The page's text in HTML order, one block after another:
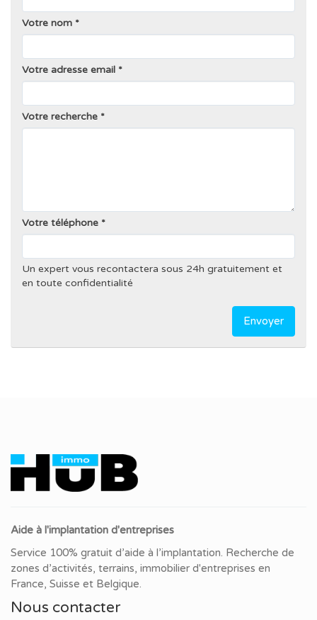
Votre nom
Votre adresse email
Votre recherche
Votre téléphone
Un expert vous recontactera sous 24h gratuitement et
en toute confidentialité
Envoyer
Aide à l'implantation d'entreprises
Service 100% gratuit d’aide à l’implantation. Recherche de
zones d’activités, terrains, immobilier d'entreprises en
France, Suisse et Belgique.
Nous contacter